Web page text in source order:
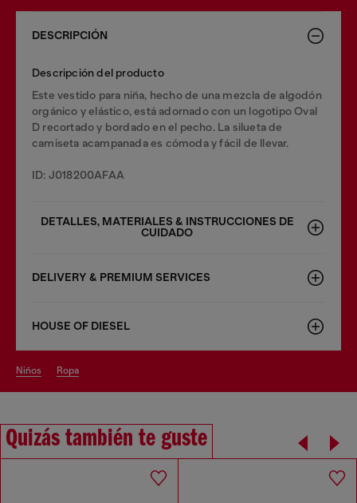
DESCRIPCIÓN
Descripción del producto
Este vestido para niña, hecho de una mezcla de algodón
orgánico y elástico, está adornado con un logotipo Oval
D recortado y bordado en el pecho. La silueta de
camiseta acampanada es cómoda y fácil de llevar.
ID: J018200AFAA
DETALLES, MATERIALES & INSTRUCCIONES DE
CUIDADO
DELIVERY & PREMIUM SERVICES
HOUSE OF DIESEL
niños ropa
Quizás también te guste